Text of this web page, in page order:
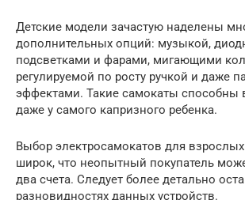
Детские модели зачастую наделены
дополнительных опций: музыкой,
подсветками и фарами, мигающими
регулируемой по росту ручкой и даже
эффектами. Такие самокаты способны
даже у самого капризного ребенка.
Выбор электросамокатов для
широк, что неопытный покупатель
два счета. Следует более детально
разновидностях данных устройств.